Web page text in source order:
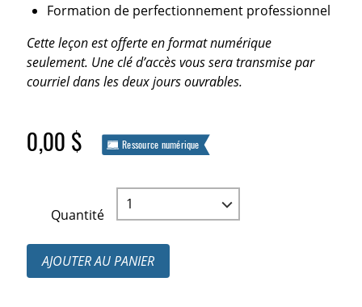
Formation de perfectionnement professionnel
Cette leçon est offerte en format numérique
seulement. Une clé d’accès vous sera transmise par
courriel dans les deux jours ouvrables.
0,00 $ Ressource numérique
Quantité
AJOUTER AU PANIER